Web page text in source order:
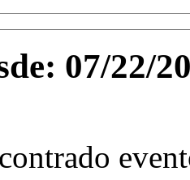
07/22/